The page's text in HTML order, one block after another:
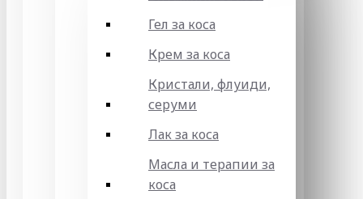
Гел за коса
Крем за коса
Кристали, флуиди,
серуми
Лак за коса
Масла и терапии за
коса